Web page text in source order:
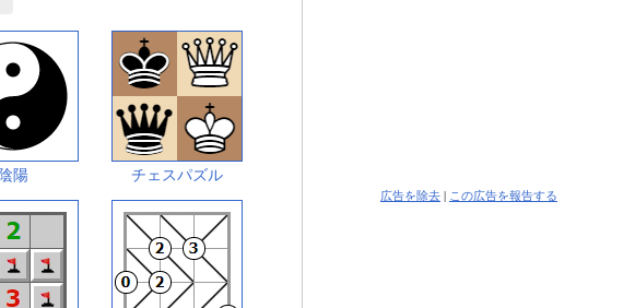
陰陽 チェスパズル
広告を除去 | この広告を報告する